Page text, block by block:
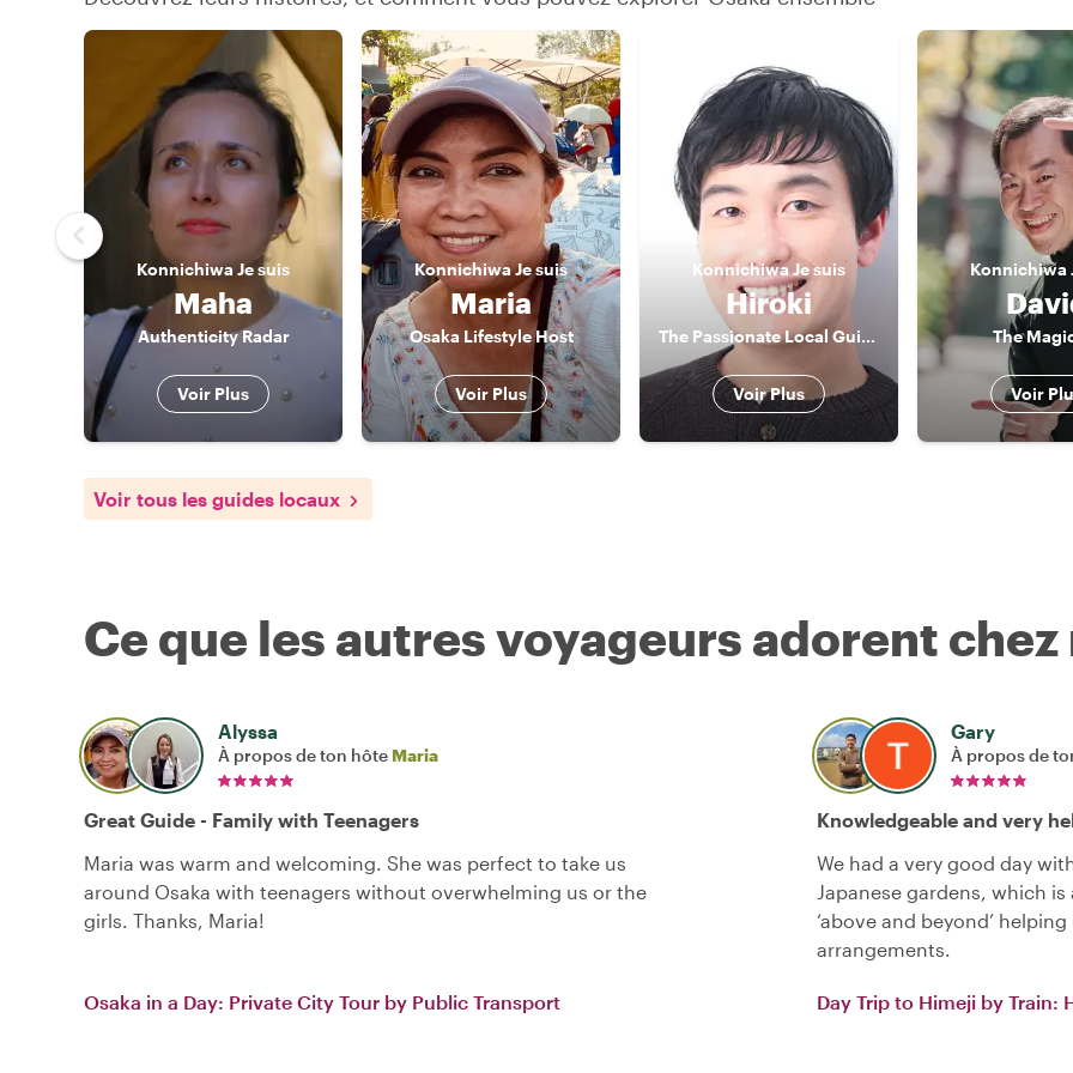
Konnichiwa Je suis
Maha
Authenticity Radar
Voir Plus
KonnichiwaJe suis
Maria
Osaka Lifestyle Host
Voir Plus
KonnichiwaJe suis
Hiroki
The Passionate Local Guide
Voir Plus
Konnichiwa
The
Voir
Voir tous les guides locaux
Ce que les autres voyageurs adorent
Alyssa
À propos de ton hôte Maria
Great Guide - Family with Teenagers
Maria was warm and welcoming. She was perfect to take us
around Osaka with teenagers without overwhelming us or the
girls. Thanks, Maria!
Osaka in a Day: Private City Tour by Public Transport
Gary
À propos de
Knowledgeable and very
We had a very good day
Japanese gardens, which
‘above and beyond’
arrangements.
Day Trip to Himeji by Train: